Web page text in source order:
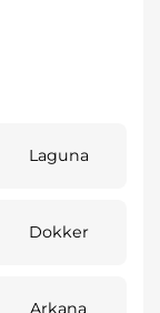
Laguna
Dokker
Arkana